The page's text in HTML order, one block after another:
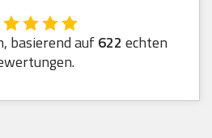
basierend auf622 echten